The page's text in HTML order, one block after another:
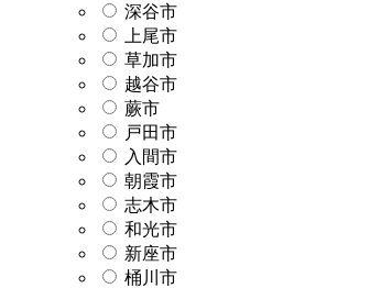
深谷市
上尾市
草加市
越谷市
蕨市
戸田市
入間市
朝霞市
志木市
和光市
新座市
桶川市